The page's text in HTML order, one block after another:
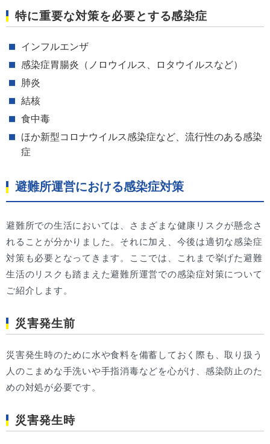
特に重要な対策を必要とする感染症
インフルエンザ
感染症胃腸炎（ノロウイルス、ロタウイルスなど）
肺炎
結核
食中毒
ほか新型コロナウイルス感染症など、流行性のある感染
症
避難所運営における感染症対策
避難所での生活においては、さまざまな健康リスクが懸念さ
れることが分かりました。それに加え、今後は適切な感染症
対策も必要となってきます。ここでは、これまで挙げた避難
生活のリスクも踏まえた避難所運営での感染症対策について
ご紹介します。
災害発生前
災害発生時のために水や食料を備蓄しておく際も、取り扱う
人のこまめな手洗いや手指消毒などを心がけ、感染防止のた
めの対処が必要です。
災害発生時